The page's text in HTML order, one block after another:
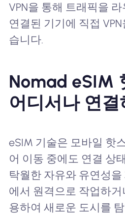
VPN을 통해 트래픽을
연결된 기기에 직접
습니다.
Nomad eSIM
어디서나 연결
eSIM 기술은 모바일 핫
어 이동 중에도 연결 상
탁월한 자유와 유연성을
에서 원격으로 작업하
용하여 새로운 도시를